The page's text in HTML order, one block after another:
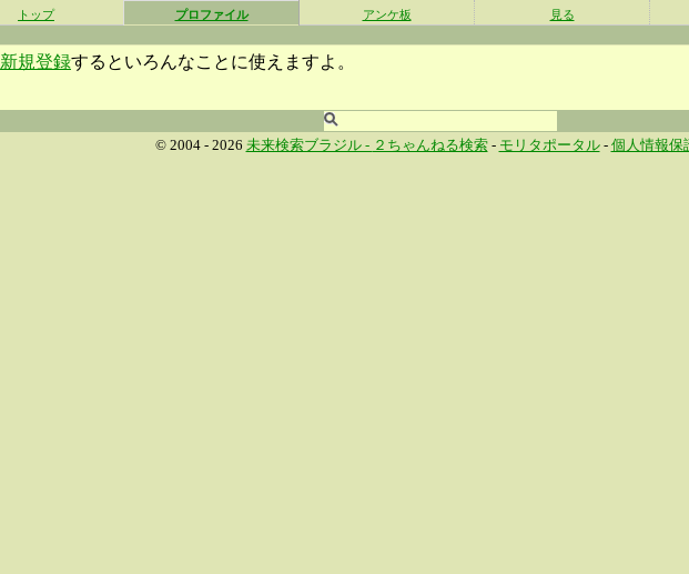
トップ プロファイル アンケ板 見る
新規登録するといろんなことに使えますよ。
© 2004 - 2026 未来検索ブラジル - ２ちゃんねる検索- モリタポータル- 個人情報保